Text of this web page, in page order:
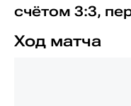
счётом 3:3,
Ход матча